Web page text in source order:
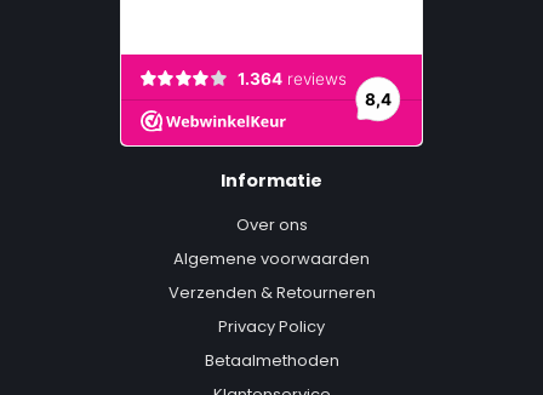
Informatie
Over ons
Algemene voorwaarden
Verzenden & Retourneren
Privacy Policy
Betaalmethoden